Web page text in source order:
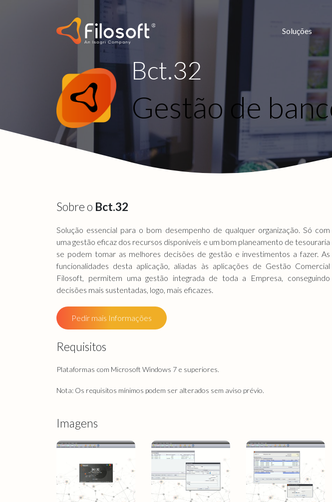
Soluções
Bct.32
Gestão de
Sobre o Bct.32
Solução essencial para o bom desempenho de qualquer organização. Só com
uma gestão eficaz dos recursos disponíveis e um bom planeamento de tesouraria
se podem tomar as melhores decisões de gestão e investimentos a fazer. As
funcionalidades desta aplicação, aliadas às aplicações de Gestão Comercial
Filosoft, permitem uma gestão integrada de toda a Empresa, conseguindo
decisões mais sustentadas, logo, mais eficazes.
Pedir mais Informações
Requisitos
Plataformas com Microsoft Windows 7 e superiores.
Nota: Os requisitos mínimos podem ser alterados sem aviso prévio.
Imagens